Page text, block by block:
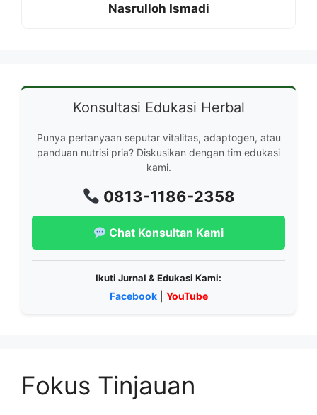
Nasrulloh Ismadi
Konsultasi Edukasi Herbal
Punya pertanyaan seputar vitalitas, adaptogen, atau
panduan nutrisi pria? Diskusikan dengan tim edukasi
kami.
0813-1186-2358
Chat Konsultan Kami
Ikuti Jurnal & Edukasi Kami:
Facebook| YouTube
Fokus Tinjauan